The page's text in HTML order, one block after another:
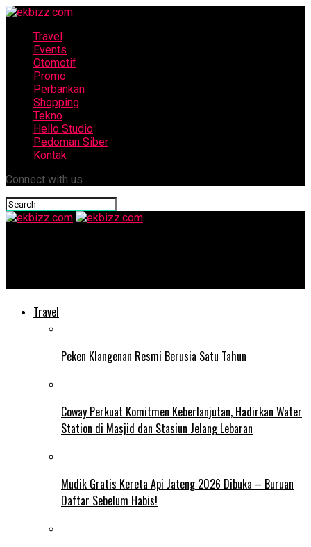
Travel
Events
Otomotif
Promo
Perbankan
Shopping
Tekno
Hello Studio
Pedoman Siber
Kontak
Connect with us
Travel
Peken Klangenan Resmi Berusia Satu Tahun
Coway Perkuat Komitmen Keberlanjutan, Hadirkan Water
Station di Masjid dan Stasiun Jelang Lebaran
Mudik Gratis Kereta Api Jateng 2026 Dibuka – Buruan
Daftar Sebelum Habis!